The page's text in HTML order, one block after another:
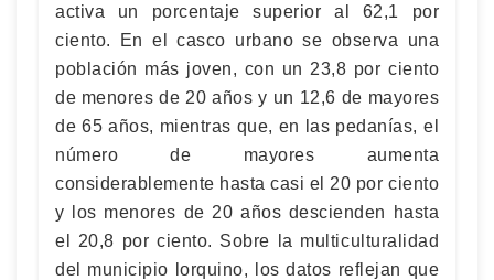
activa un porcentaje superior al 62,1 por
ciento. En el casco urbano se observa una
población más joven, con un 23,8 por ciento
de menores de 20 años y un 12,6 de mayores
de 65 años, mientras que, en las pedanías, el
número de mayores aumenta
considerablemente hasta casi el 20 por ciento
y los menores de 20 años descienden hasta
el 20,8 por ciento. Sobre la multiculturalidad
del municipio lorquino, los datos reflejan que